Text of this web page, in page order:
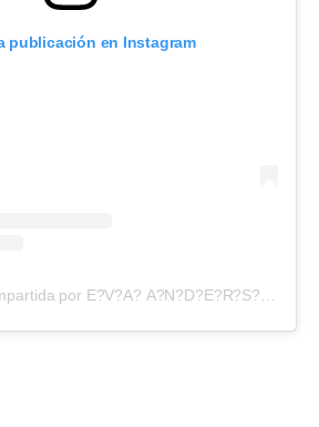
publicación en Instagram